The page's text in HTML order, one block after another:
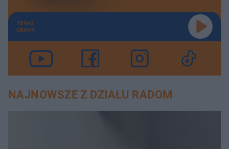
TERAZ
GRAMY
NAJNOWSZE Z DZIAŁU RADOM